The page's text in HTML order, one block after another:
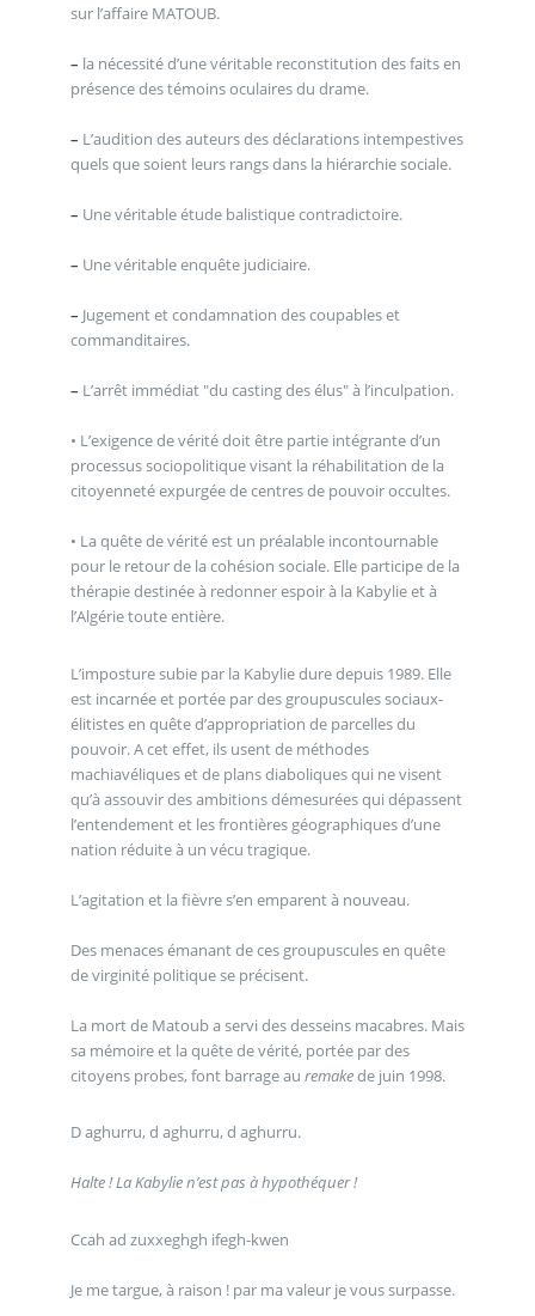
sur l’affaire MATOUB.
– la nécessité d’une véritable reconstitution des faits en
présence des témoins oculaires du drame.
– L’audition des auteurs des déclarations intempestives
quels que soient leurs rangs dans la hiérarchie sociale.
– Une véritable étude balistique contradictoire.
– Une véritable enquête judiciaire.
– Jugement et condamnation des coupables et
commanditaires.
– L’arrêt immédiat "du casting des élus" à l’inculpation.
• L’exigence de vérité doit être partie intégrante d’un
processus sociopolitique visant la réhabilitation de la
citoyenneté expurgée de centres de pouvoir occultes.
• La quête de vérité est un préalable incontournable
pour le retour de la cohésion sociale. Elle participe de la
thérapie destinée à redonner espoir à la Kabylie et à
l’Algérie toute entière.
L’imposture subie par la Kabylie dure depuis 1989. Elle
est incarnée et portée par des groupuscules sociaux-
élitistes en quête d’appropriation de parcelles du
pouvoir. A cet effet, ils usent de méthodes
machiavéliques et de plans diaboliques qui ne visent
qu’à assouvir des ambitions démesurées qui dépassent
l’entendement et les frontières géographiques d’une
nation réduite à un vécu tragique.
L’agitation et la fièvre s’en emparent à nouveau.
Des menaces émanant de ces groupuscules en quête
de virginité politique se précisent.
La mort de Matoub a servi des desseins macabres. Mais
sa mémoire et la quête de vérité, portée par des
citoyens probes, font barrage au remakede juin 1998.
D aghurru, d aghurru, d aghurru.
Halte ! La Kabylie n’est pas à hypothéquer !
Ccah ad zuxxeghgh ifegh-kwen
Je me targue, à raison ! par ma valeur je vous surpasse.